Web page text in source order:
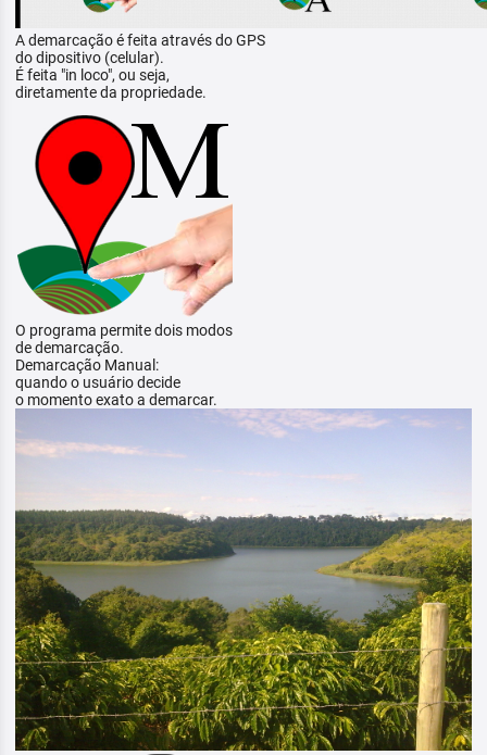
A demarcação é feita através do GPS
do dipositivo (celular).
É feita "in loco", ou seja,
diretamente da propriedade.
O programa permite dois modos
de demarcação.
Demarcação Manual:
quando o usuário decide
o momento exato a demarcar.